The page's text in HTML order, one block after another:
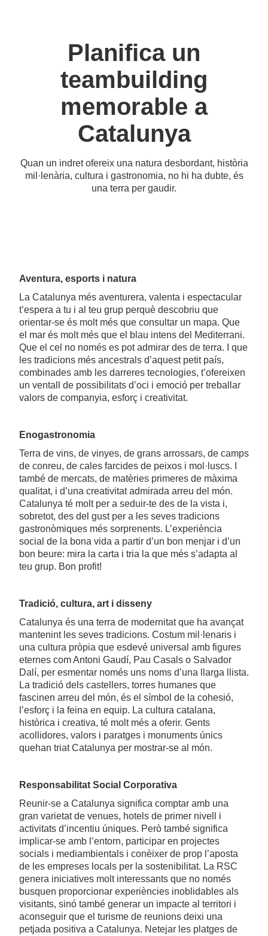
Planifica un
teambuilding
memorable a
Catalunya
Quan un indret ofereix una natura desbordant, història
mil·lenària, cultura i gastronomia, no hi ha dubte, és
una terra per gaudir.
Aventura, esports i natura
La Catalunya més aventurera, valenta i espectacular
t’espera a tu i al teu grup perquè descobriu que
orientar-se és molt més que consultar un mapa. Que
el mar és molt més que el blau intens del Mediterrani.
Que el cel no només es pot admirar des de terra. I que
les tradicions més ancestrals d’aquest petit país,
combinades amb les darreres tecnologies, t’ofereixen
un ventall de possibilitats d’oci i emoció per treballar
valors de companyia, esforç i creativitat.
Enogastronomia
Terra de vins, de vinyes, de grans arrossars, de camps
de conreu, de cales farcides de peixos i mol·luscs. I
també de mercats, de matèries primeres de màxima
qualitat, i d’una creativitat admirada arreu del món.
Catalunya té molt per a seduir-te des de la vista i,
sobretot, des del gust per a les seves tradicions
gastronòmiques més sorprenents. L’experiència
social de la bona vida a partir d’un bon menjar i d’un
bon beure: mira la carta i tria la que més s’adapta al
teu grup. Bon profit!
Tradició, cultura, art i disseny
Catalunya és una terra de modernitat que ha avançat
mantenint les seves tradicions. Costum mil·lenaris i
una cultura pròpia que esdevé universal amb figures
eternes com Antoni Gaudí, Pau Casals o Salvador
Dalí, per esmentar només uns noms d’una llarga llista.
La tradició dels castellers, torres humanes que
fascinen arreu del món, és el símbol de la cohesió,
l’esforç i la feina en equip. La cultura catalana,
històrica i creativa, té molt més a oferir. Gents
acollidores, valors i paratges i monuments únics
quehan triat Catalunya per mostrar-se al món.
Responsabilitat Social Corporativa
Reunir-se a Catalunya significa comptar amb una
gran varietat de venues, hotels de primer nivell i
activitats d’incentiu úniques. Però també significa
implicar-se amb l’entorn, participar en projectes
socials i mediambientals i conèixer de prop l’aposta
de les empreses locals per la sostenibilitat. La RSC
genera iniciatives molt interessants que no només
busquen proporcionar experiències inoblidables als
visitants, sinó també generar un impacte al territori i
aconseguir que el turisme de reunions deixi una
petjada positiva a Catalunya. Netejar les platges de